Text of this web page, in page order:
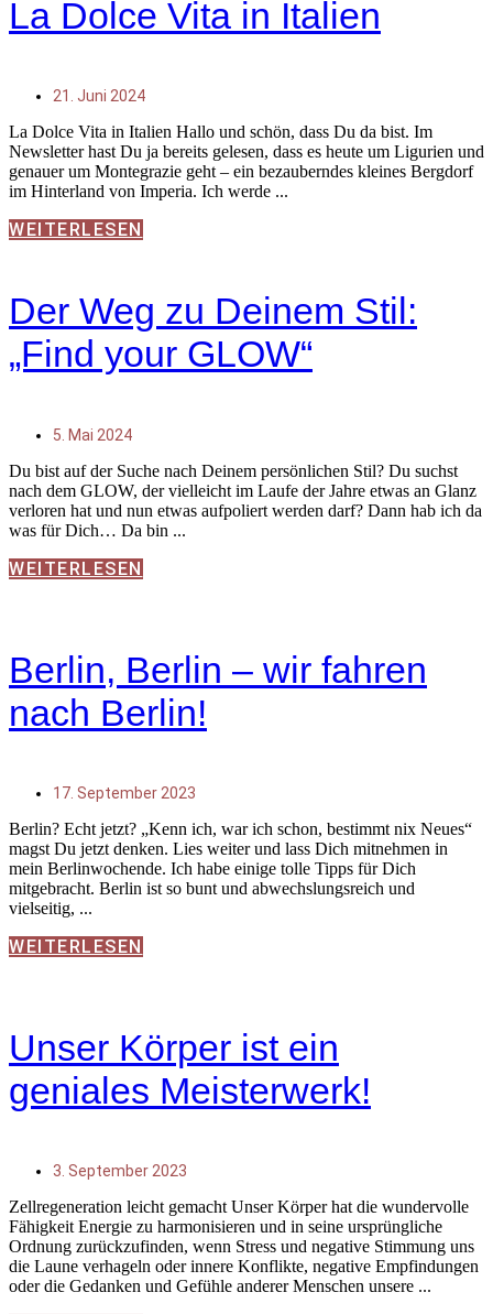
La Dolce Vita in Italien
21. Juni 2024
La Dolce Vita in Italien Hallo und schön, dass Du da bist. Im
Newsletter hast Du ja bereits gelesen, dass es heute um Ligurien und
genauer um Montegrazie geht – ein bezauberndes kleines Bergdorf
im Hinterland von Imperia. Ich werde
WEITERLESEN
Der Weg zu Deinem Stil:
„Find your GLOW“
5. Mai 2024
Du bist auf der Suche nach Deinem persönlichen Stil? Du suchst
nach dem GLOW, der vielleicht im Laufe der Jahre etwas an Glanz
verloren hat und nun etwas aufpoliert werden darf? Dann hab ich da
was für Dich… Da bin
WEITERLESEN
Berlin, Berlin – wir fahren
nach Berlin!
17. September 2023
Berlin? Echt jetzt? „Kenn ich, war ich schon, bestimmt nix Neues“
magst Du jetzt denken. Lies weiter und lass Dich mitnehmen in
mein Berlinwochende. Ich habe einige tolle Tipps für Dich
mitgebracht. Berlin ist so bunt und abwechslungsreich und
vielseitig,
WEITERLESEN
Unser Körper ist ein
geniales Meisterwerk!
3. September 2023
Zellregeneration leicht gemacht Unser Körper hat die wundervolle
Fähigkeit Energie zu harmonisieren und in seine ursprüngliche
Ordnung zurückzufinden, wenn Stress und negative Stimmung uns
die Laune verhageln oder innere Konflikte, negative Empfindungen
oder die Gedanken und Gefühle anderer Menschen unsere